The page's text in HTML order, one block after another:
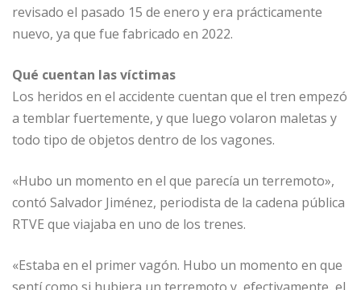
revisado el pasado 15 de enero y era prácticamente
nuevo, ya que fue fabricado en 2022.
Qué cuentan las víctimas
Los heridos en el accidente cuentan que el tren empezó
a temblar fuertemente, y que luego volaron maletas y
todo tipo de objetos dentro de los vagones.
«Hubo un momento en el que parecía un terremoto»,
contó Salvador Jiménez, periodista de la cadena pública
RTVE que viajaba en uno de los trenes.
«Estaba en el primer vagón. Hubo un momento en que